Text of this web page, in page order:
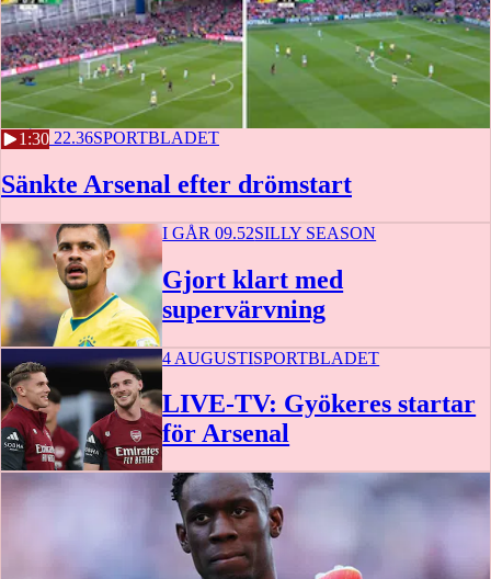
1:30
I GÅR 22.36SPORTBLADET
Sänkte Arsenal efter drömstart
I GÅR 09.52SILLY SEASON
Gjort klart med
supervärvning
4 AUGUSTISPORTBLADET
LIVE-TV: Gyökeres startar
för Arsenal